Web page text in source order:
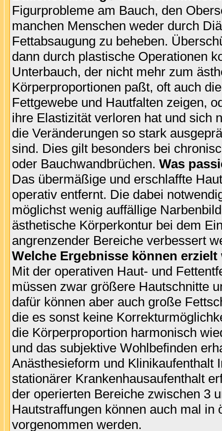
Figurprobleme am Bauch, den
manchen Menschen weder durch
Fettabsaugung zu beheben.
dann durch plastische Operationen
Unterbauch, der nicht mehr zum
Körperproportionen paßt, oft auch
Fettgewebe und Hautfalten zeigen,
ihre Elastizität verloren hat und sich
die Veränderungen so stark
sind. Dies gilt besonders bei
oder Bauchwandbrüchen. Was
Das übermäßige und erschlaffte
operativ entfernt. Die dabei
möglichst wenig auffällige
ästhetische Körperkontur bei dem
angrenzender Bereiche verbessert
Welche Ergebnisse können erzielt
Mit der operativen Haut- und
müssen zwar größere Hautschnitte
dafür können aber auch große
die es sonst keine
die Körperproportion harmonisch
und das subjektive Wohlbefinden
Anästhesieform und Klinikaufenthalt
stationärer Krankenhausaufenthalt
der operierten Bereiche zwischen 3
Hautstraffungen können auch mal
vorgenommen werden.